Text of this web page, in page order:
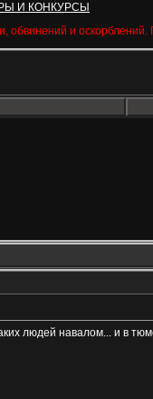
И КОНКУРСЫ
и
людей навалом... и в